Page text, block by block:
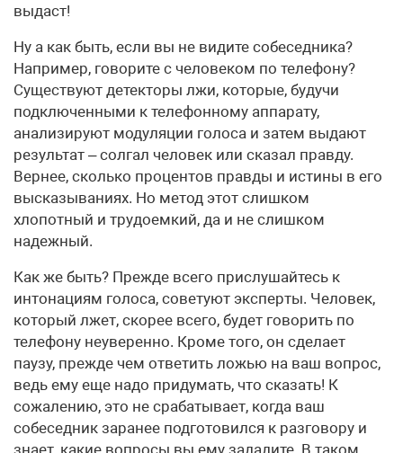
выдаст!
Ну а как быть, если вы не видите собеседника?
Например, говорите с человеком по телефону?
Существуют детекторы лжи, которые, будучи
подключенными к телефонному аппарату,
анализируют модуляции голоса и затем выдают
результат – солгал человек или сказал правду.
Вернее, сколько процентов правды и истины в его
высказываниях. Но метод этот слишком
хлопотный и трудоемкий, да и не слишком
надежный.
Как же быть? Прежде всего прислушайтесь к
интонациям голоса, советуют эксперты. Человек,
который лжет, скорее всего, будет говорить по
телефону неуверенно. Кроме того, он сделает
паузу, прежде чем ответить ложью на ваш вопрос,
ведь ему еще надо придумать, что сказать! К
сожалению, это не срабатывает, когда ваш
собеседник заранее подготовился к разговору и